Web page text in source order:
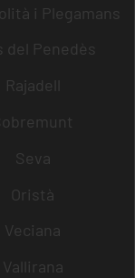
i Plegamans
del Penedès
Rajadell
Seva
Oristà
Veciana
Vallirana